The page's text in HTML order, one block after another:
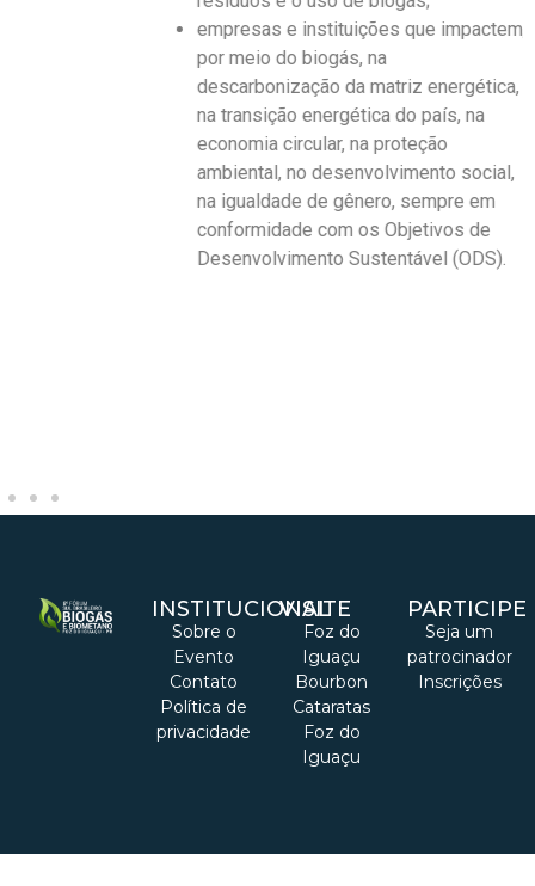
empresas e instituições que impactem,
por meio do biogás, na
descarbonização da matriz energética,
na transição energética do país, na
economia circular, na proteção
ambiental, no desenvolvimento social,
na igualdade de gênero, sempre em
conformidade com os Objetivos de
Desenvolvimento Sustentável (ODS).
INSTITUCIONAL
Sobre o
Evento
Contato
Política de
privacidade
VISITE
Foz do
Iguaçu
Bourbon
Cataratas
Foz do
Iguaçu
PARTICIPE
Seja um
patrocinador
Inscrições